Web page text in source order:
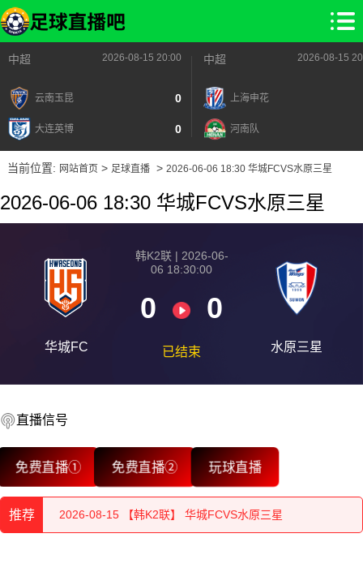
中超 2026-08-15 20:00
云南玉昆 0
大连英博 0
中超 2026-08-15
上海申花
河南队
当前位置: 网站首页> 足球直播> 2026-06-06 18:30 华城FCVS水原三星
2026-06-06 18:30 华城FCVS水原三星
华城FC
韩K2联 | 2026-06-
06 18:30:00
0 0
已结束 水原三星
直播信号
免费直播① 免费直播② 玩球直播
推荐
2026-08-15 【韩K2联】 华城FCVS水原三星
2026-08-15 【韩K2联】 华城FCVS水原三星
2026-08-15 【韩K2联】 华城FCVS水原三星